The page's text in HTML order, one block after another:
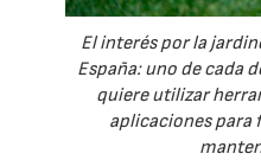
El interés por la
España: uno de cada
quiere utilizar
aplicaciones para